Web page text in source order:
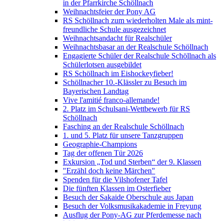
in der Pfarrkirche Schöllnach
Weihnachtsfeier der Pony AG
RS Schöllnach zum wiederholten Male als mint-
freundliche Schule ausgezeichnet
Weihnachtsandacht für Realschüler
Weihnachtsbasar an der Realschule Schöllnach
Engagierte Schüler der Realschule Schöllnach als
Schülerlotsen ausgebildet
RS Schöllnach im Eishockeyfieber!
Schöllnacher 10.-Klässler zu Besuch im
Bayerischen Landtag
Vive l'amitié franco-allemande!
2. Platz im Schulsani-Wettbewerb für RS
Schöllnach
Fasching an der Realschule Schöllnach
1. und 5. Platz für unsere Tanzgruppen
Geographie-Champions
Tag der offenen Tür 2026
Exkursion „Tod und Sterben“ der 9. Klassen
"Erzähl doch keine Märchen"
Spenden für die Vilshofener Tafel
Die fünften Klassen im Osterfieber
Besuch der Sakaide Oberschule aus Japan
Besuch der Volksmusikakademie in Freyung
Ausflug der Pony-AG zur Pferdemesse nach